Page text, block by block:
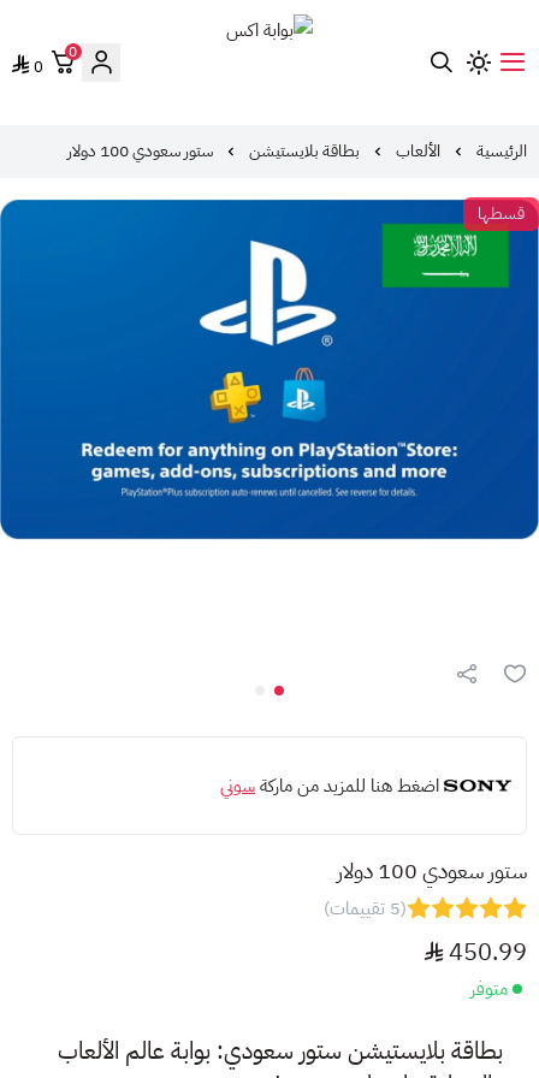
0
0
الرئيسية الألعاب بطاقة بلايستيشن ستور سعودي 100 دولار
قسطها
اضغط هنا للمزيد من ماركةسوني
ستور سعودي 100 دولار
(5 تقييمات)
450.99
متوفر
بطاقة بلايستيشن ستور سعودي: بوابة عالم الألعاب